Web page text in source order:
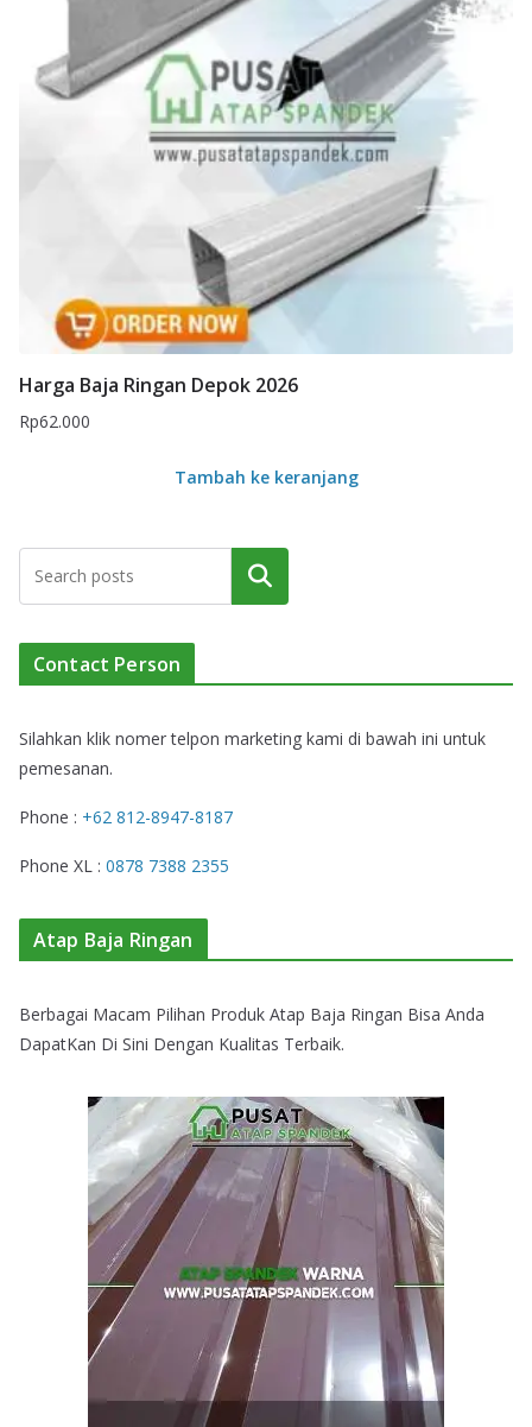
Harga Baja Ringan Depok 2026
Rp62.000
Tambah ke keranjang
Cari
Contact Person
Silahkan klik nomer telpon marketing kami di bawah ini untuk
pemesanan.
Phone : +62 812-8947-8187
Phone XL : 0878 7388 2355
Atap Baja Ringan
Berbagai Macam Pilihan Produk Atap Baja Ringan Bisa Anda
DapatKan Di Sini Dengan Kualitas Terbaik.